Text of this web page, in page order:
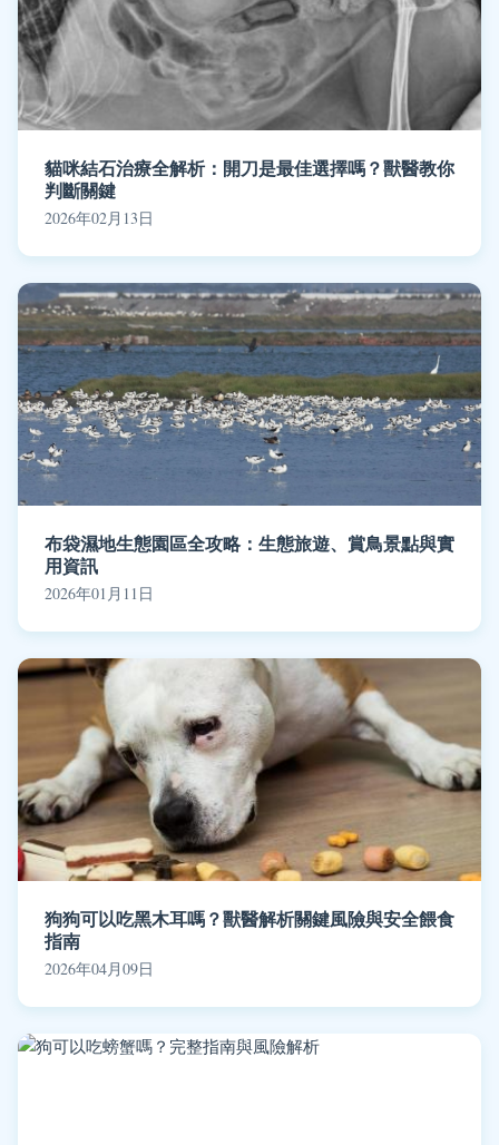
貓咪結石治療全解析：開刀是最佳選擇嗎？獸醫教你
判斷關鍵
2026年02月13日
布袋濕地生態園區全攻略：生態旅遊、賞鳥景點與實
用資訊
2026年01月11日
狗狗可以吃黑木耳嗎？獸醫解析關鍵風險與安全餵食
指南
2026年04月09日